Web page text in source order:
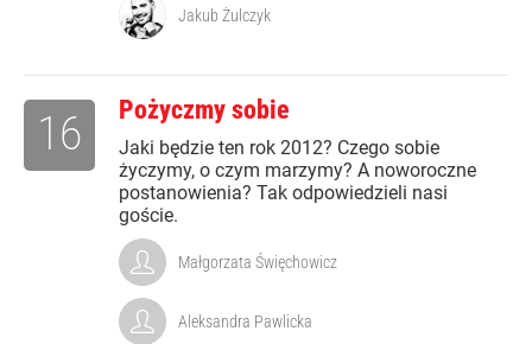
Jakub Żulczyk
Pożyczmy sobie
Jaki będzie ten rok 2012? Czego sobie
życzymy, o czym marzymy? A noworoczne
postanowienia? Tak odpowiedzieli nasi
goście.
16
Małgorzata Święchowicz
Aleksandra Pawlicka